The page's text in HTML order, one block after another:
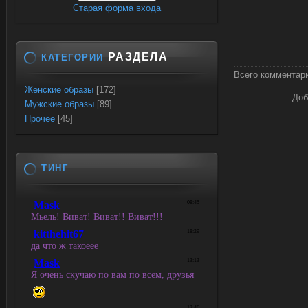
Всего
Старая форма входа
КАТЕГОРИИ РАЗДЕЛА
Женские образы [172]
Мужские образы [89]
Прочее [45]
ТИНГ